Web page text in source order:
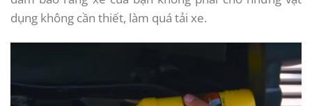
dụng không cần thiết, làm quá tải xe.